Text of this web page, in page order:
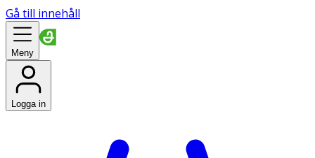
Gå till innehåll
Meny
Logga in